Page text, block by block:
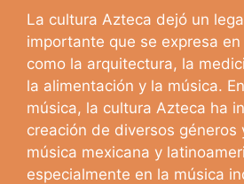
La cultura Azteca dejó un
importante que se expresa
como la arquitectura, la
la alimentación y la música.
música, la cultura Azteca ha
creación de diversos géneros
música mexicana y
especialmente en la música